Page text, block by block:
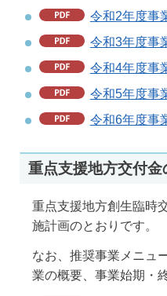
令和2年度事
令和3年度事
令和4年度事
令和5年度事
令和6年度事
重点支援地方交付
重点支援地方創生臨時
施計画のとおりです。
なお、推奨事業メニュ
業の概要、事業始期・